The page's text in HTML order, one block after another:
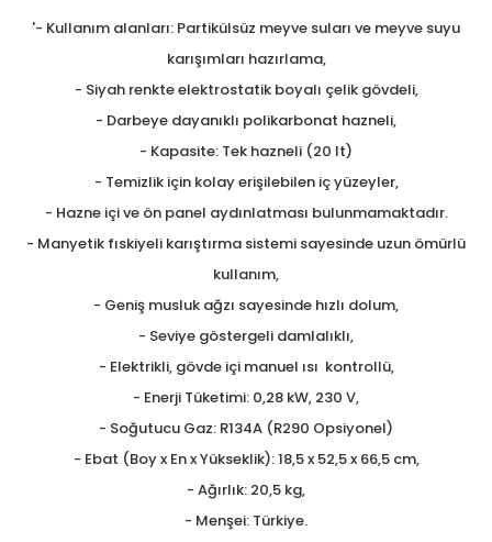
'- Kullanım alanları: Partikülsüz meyve suları ve meyve suyu
karışımları hazırlama,
- Siyah renkte elektrostatik boyalı çelik gövdeli,
- Darbeye dayanıklı polikarbonat hazneli,
- Kapasite: Tek hazneli (20 lt)
- Temizlik için kolay erişilebilen iç yüzeyler,
- Hazne içi ve ön panel aydınlatması bulunmamaktadır.
- Manyetik fıskiyeli karıştırma sistemi sayesinde uzun ömürlü
kullanım,
- Geniş musluk ağzı sayesinde hızlı dolum,
- Seviye göstergeli damlalıklı,
- Elektrikli, gövde içi manuel ısı kontrollü,
- Enerji Tüketimi: 0,28 kW, 230 V,
- Soğutucu Gaz: R134A (R290 Opsiyonel)
- Ebat (Boy x En x Yükseklik): 18,5 x 52,5 x 66,5 cm,
- Ağırlık: 20,5 kg,
- Menşei: Türkiye.